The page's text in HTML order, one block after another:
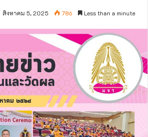
สิงหาคม 5, 2025 786 Less than a minute